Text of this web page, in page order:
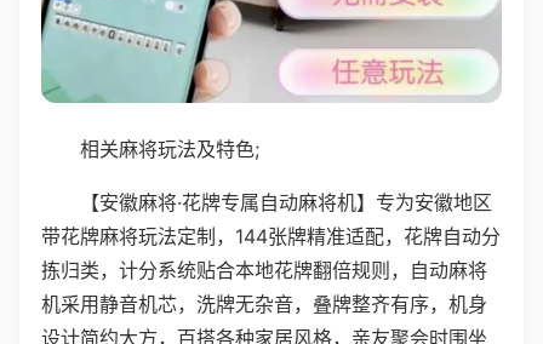
相关麻将玩法及特色;
【安徽麻将·花牌专属自动麻将机】专为安徽地区
带花牌麻将玩法定制，144张牌精准适配，花牌自动分
拣归类，计分系统贴合本地花牌翻倍规则，自动麻将
机采用静音机芯，洗牌无杂音，叠牌整齐有序，机身
设计简约大方，百搭各种家居风格，亲友聚会时围坐